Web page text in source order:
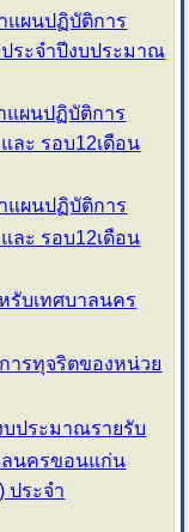
แผนปฏิบัติการ
ระจำปีงบประมาณ
แผนปฏิบัติการ
ละ รอบ12เดือน
แผนปฏิบัติการ
ละ รอบ12เดือน
รับเทศบาลนคร
ารทุจริตของหน่วย
บประมาณรายรับ
ลนครขอนแก่น
ประจำ